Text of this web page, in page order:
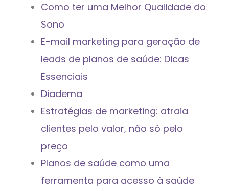
Como ter uma Melhor Qualidade do
Sono
E-mail marketing para geração de
leads de planos de saúde: Dicas
Essenciais
Diadema
Estratégias de marketing: atraia
clientes pelo valor, não só pelo
preço
Planos de saúde como uma
ferramenta para acesso à saúde